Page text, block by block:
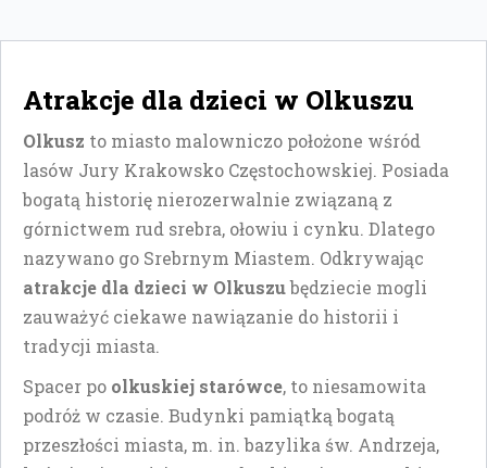
Atrakcje dla dzieci w Olkuszu
Olkusz to miasto malowniczo położone wśród
lasów Jury Krakowsko Częstochowskiej. Posiada
bogatą historię nierozerwalnie związaną z
górnictwem rud srebra, ołowiu i cynku. Dlatego
nazywano go Srebrnym Miastem. Odkrywając
atrakcje dla dzieci w Olkuszubędziecie mogli
zauważyć ciekawe nawiązanie do historii i
tradycji miasta.
Spacer po olkuskiej starówce, to niesamowita
podróż w czasie. Budynki pamiątką bogatą
przeszłości miasta, m. in. bazylika św. Andrzeja,